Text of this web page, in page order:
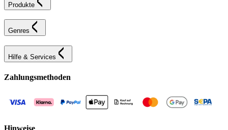
Produkte
Genres
Hilfe & Services
Zahlungsmethoden
Hinweise